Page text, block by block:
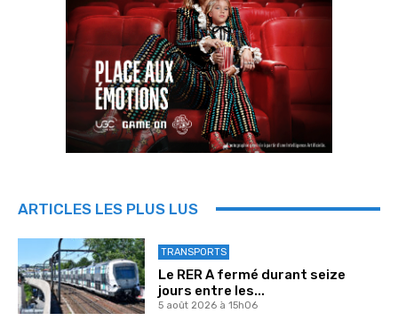
ARTICLES LES PLUS LUS
TRANSPORTS
Le RER A fermé durant seize
jours entre les...
5 août 2026 à 15h06